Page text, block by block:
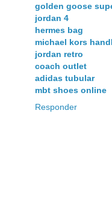
golden goose
jordan 4
hermes bag
michael kors
jordan retro
coach outlet
adidas tubular
mbt shoes online
Responder